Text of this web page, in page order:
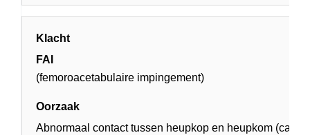
FAI
(femoroacetabulaire impingement)
Abnormaal contact tussen heupkop en heupkom (cam/